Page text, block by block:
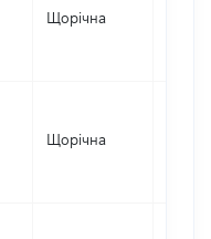
Щорічна
Щорічна